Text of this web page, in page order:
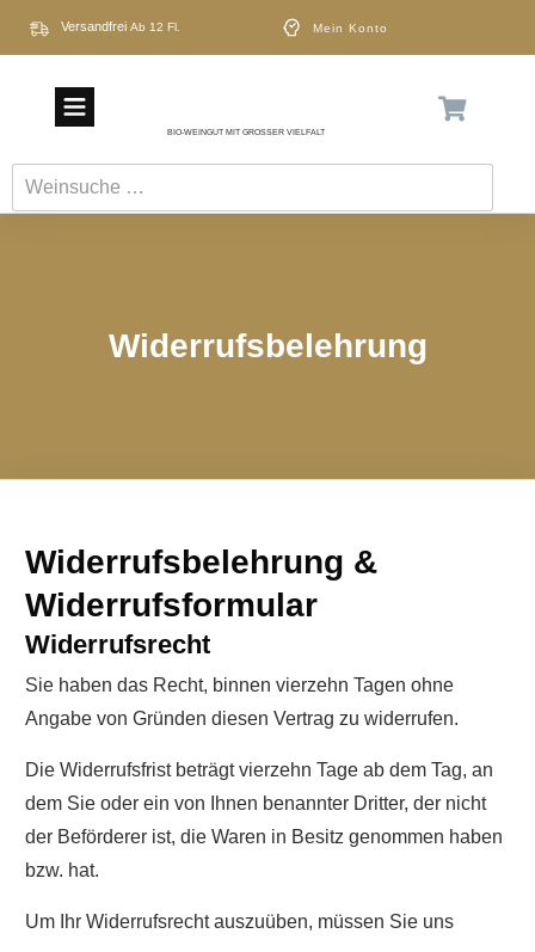
Versandfrei Ab 12 Fl Mein Konto
BIO-WEINGUT MIT GROSSER VIELFALT
Weinsuche
…
Widerrufsbelehrung
Widerrufsbelehrung &
Widerrufsformular
Widerrufsrecht
Sie haben das Recht, binnen vierzehn Tagen ohne
Angabe von Gründen diesen Vertrag zu widerrufen.
Die Widerrufsfrist beträgt vierzehn Tage ab dem Tag, an
dem Sie oder ein von Ihnen benannter Dritter, der nicht
der Beförderer ist, die Waren in Besitz genommen haben
bzw. hat.
Um Ihr Widerrufsrecht auszuüben, müssen Sie uns